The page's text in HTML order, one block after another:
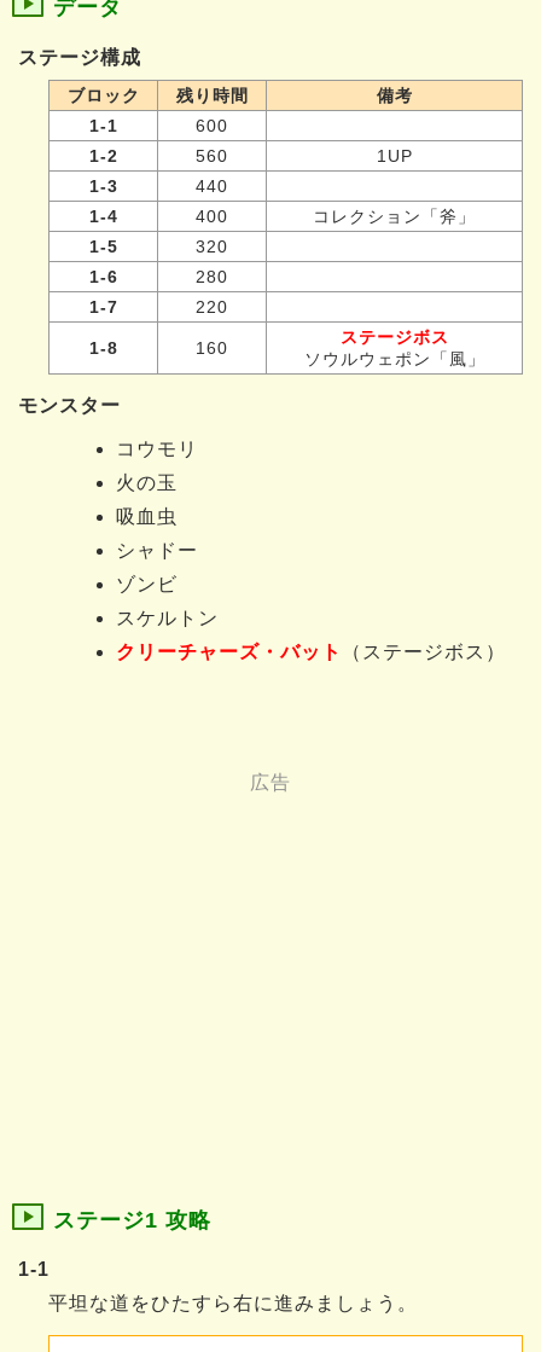
データ
ステージ構成
ブロック 残り時間
備考
1-1
600
1-2
560
1UP
1-3
440
1-4
400
コレクション「斧」
1-5
320
1-6
280
1-7
220
1-8 160
ステージボス
ソウルウェポン「風」
モンスター
コウモリ
火の玉
吸血虫
シャドー
ゾンビ
スケルトン
クリーチャーズ・バット
（ステージボス）
ステージ1 攻略
1-1
平坦な道をひたすら右に進みましょう。